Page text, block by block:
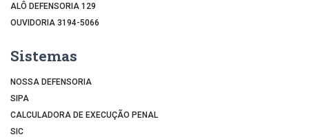
ALÔ DEFENSORIA 129
OUVIDORIA 3194-5066
Sistemas
NOSSA DEFENSORIA
SIPA
CALCULADORA DE EXECUÇÃO PENAL
SIC